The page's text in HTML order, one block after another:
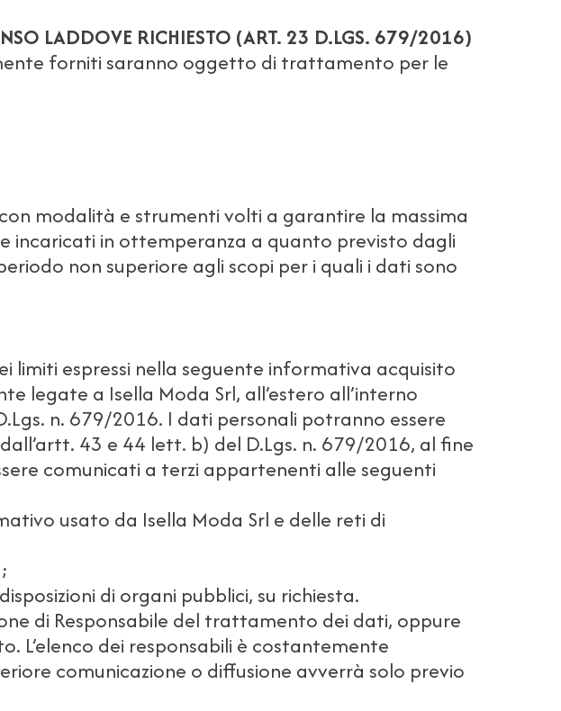
LADDOVE RICHIESTO (ART. 23 D.LGS. 679/2016)
forniti saranno oggetto di trattamento per le
modalità e strumenti volti a garantire la massima
incaricati in ottemperanza a quanto previsto dagli
non superiore agli scopi per i quali i dati sono
espressi nella seguente informativa acquisito
legate a Isella Moda Srl, all’estero all’interno
n. 679/2016. I dati personali potranno essere
43 e 44 lett. b) del D.Lgs. n. 679/2016, al fine
comunicati a terzi appartenenti alle seguenti
usato da Isella Moda Srl e delle reti di
di organi pubblici, su richiesta.
di Responsabile del trattamento dei dati, oppure
dei responsabili è costantemente
comunicazione o diffusione avverrà solo previo